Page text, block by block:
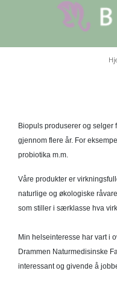
Biopuls produserer og
gjennom flere år. For
probiotika m.m.
Våre produkter er
naturlige og økologiske
som stiller i særklasse hva
Min helseinteresse har vart i
Drammen Naturmedisinske
interessant og givende å